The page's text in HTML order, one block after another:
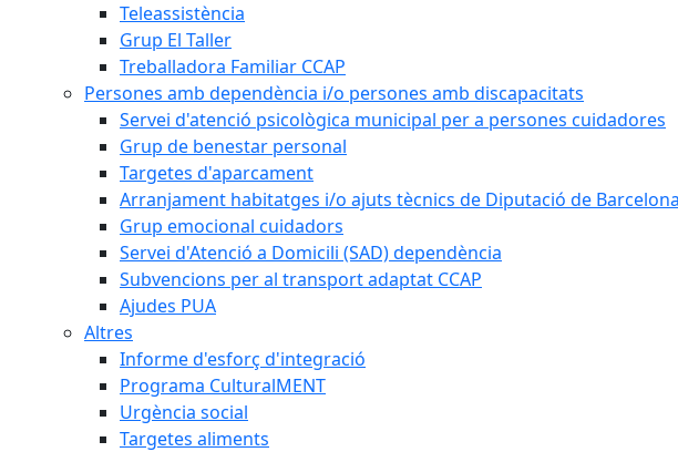
Teleassistència
Grup El Taller
Treballadora Familiar CCAP
Persones amb dependència i/o persones amb discapacitats
Servei d'atenció psicològica municipal per a persones cuidadores
Grup de benestar personal
Targetes d'aparcament
Arranjament habitatges i/o ajuts tècnics de Diputació de Barcelona
Grup emocional cuidadors
Servei d'Atenció a Domicili (SAD) dependència
Subvencions per al transport adaptat CCAP
Ajudes PUA
Altres
Informe d'esforç d'integració
Programa CulturalMENT
Urgència social
Targetes aliments